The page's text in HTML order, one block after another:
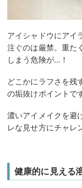
アイシャドウにアイ
注ぐのは厳禁。重た
しまう危険が…！
どこかにラフさを残
の垢抜けポイントで
濃いアイメイクを避
レな見せ方にチャレ
健康的に見える